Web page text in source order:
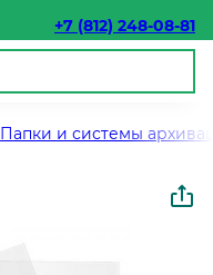
+7 (812) 248-08-81
Папки и системы